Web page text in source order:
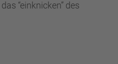
“einknicken” des